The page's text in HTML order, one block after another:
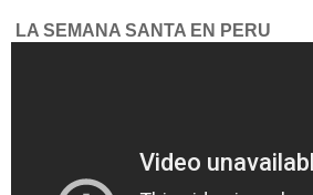
LA SEMANA SANTA EN PERU